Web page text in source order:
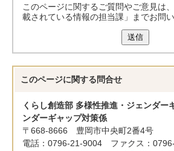
このページに関するご質問やご意見は
載されている情報の担当課」までお問
送信
このページに関する 問合せ
くらし創造部 多様性推進・ジェンダー
ンダーギャップ対策係
〒668-8666 豊岡市中央町2番4号
電話：0796-21-9004 ファクス：